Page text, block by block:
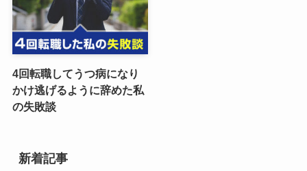
4回転職してうつ病になり
かけ逃げるように辞めた私
の失敗談
新着記事